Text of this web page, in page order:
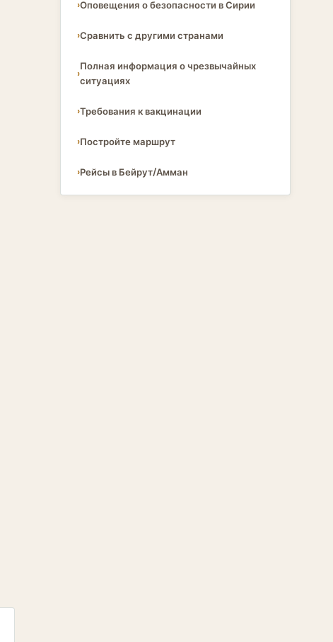
Оповещения о безопасности в Сирии
Сравнить с другими странами
Полная информация о чрезвычайных
ситуациях
Требования к вакцинации
Постройте маршрут
Рейсы в Бейрут/Амман